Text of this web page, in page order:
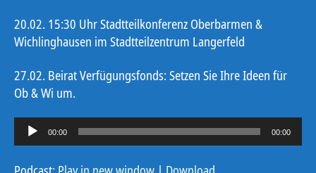
20.02. 15:30 Uhr Stadtteilkonferenz Oberbarmen &
Wichlinghausen im Stadtteilzentrum Langerfeld
27.02. Beirat Verfügungsfonds: Setzen Sie Ihre Ideen für
Ob & Wi um.
u
d
00:00 00:00